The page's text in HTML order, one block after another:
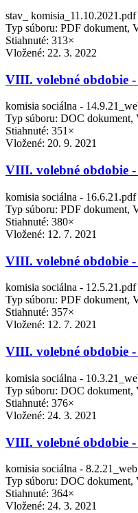
stav_ komisia_11.10.2021.pdf
Typ súboru: PDF dokument,
Stiahnuté: 313×
Vložené: 22. 3. 2022
VIII. volebné obdobie -
komisia sociálna -
Typ súboru: DOC
Stiahnuté: 351×
Vložené: 20. 9. 2021
VIII. volebné obdobie -
komisia sociálna - 16.6.21.pdf
Typ súboru: PDF dokument,
Stiahnuté: 380×
Vložené: 12. 7. 2021
VIII. volebné obdobie -
komisia sociálna - 12.5.21.pdf
Typ súboru: PDF dokument,
Stiahnuté: 357×
Vložené: 12. 7. 2021
VIII. volebné obdobie -
komisia sociálna -
Typ súboru: DOC
Stiahnuté: 376×
Vložené: 24. 3. 2021
VIII. volebné obdobie -
komisia sociálna -
Typ súboru: DOC
Stiahnuté: 364×
Vložené: 24. 3. 2021